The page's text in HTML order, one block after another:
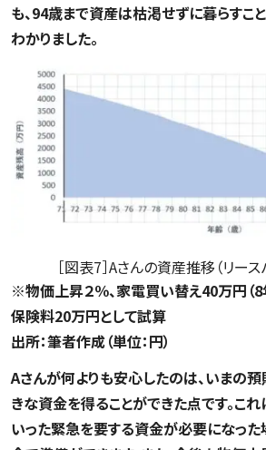
も、94歳まで資産は枯渇せずに暮らすこ
わかりました。
［図表7］Aさんの資産推移（リース
※物価上昇２％、家電買い替え40万円（8
保険料20万円として試算
出所：筆者作成（単位：円）
Aさんが何よりも安心したのは、いまの
きな資金を得ることができた点です。これ
いった緊急を要する資金が必要になった